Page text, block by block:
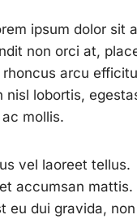
ipsum dolor sit
non orci at,
arcu
nisl lobortis,
mollis.
vel laoreet tellus.
accumsan mattis.
eu dui gravida,